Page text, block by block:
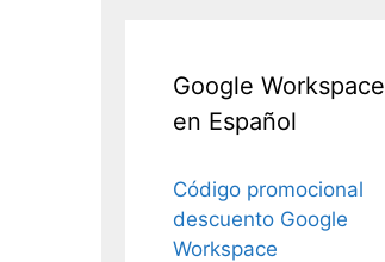
Google Workspace
en Español
Código promocional
descuento Google
Workspace